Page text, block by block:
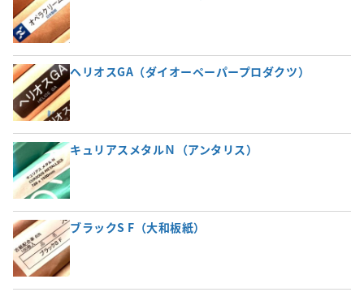
ヘリオスGA（ダイオーペーパープロダクツ）
キュリアスメタルＮ（アンタリス）
ブラックS F（大和板紙）